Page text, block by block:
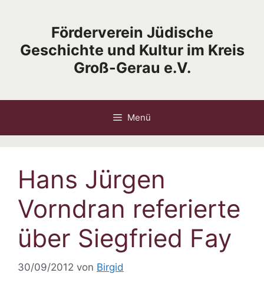
Förderverein Jüdische
Geschichte und Kultur im Kreis
Groß-Gerau e.V.
Menü
Hans Jürgen
Vorndran referierte
über Siegfried Fay
30/09/2012 von Birgid